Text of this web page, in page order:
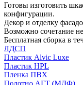
Готовы изготовить
конфигурации.
Декор и отделку
Возможно сочетание
Бесплатная сборка в
ЛДСП
Пластик Alvic Luxe
Пластик HPL
Пленка ПВХ
Полотно АГТ (МДФ)